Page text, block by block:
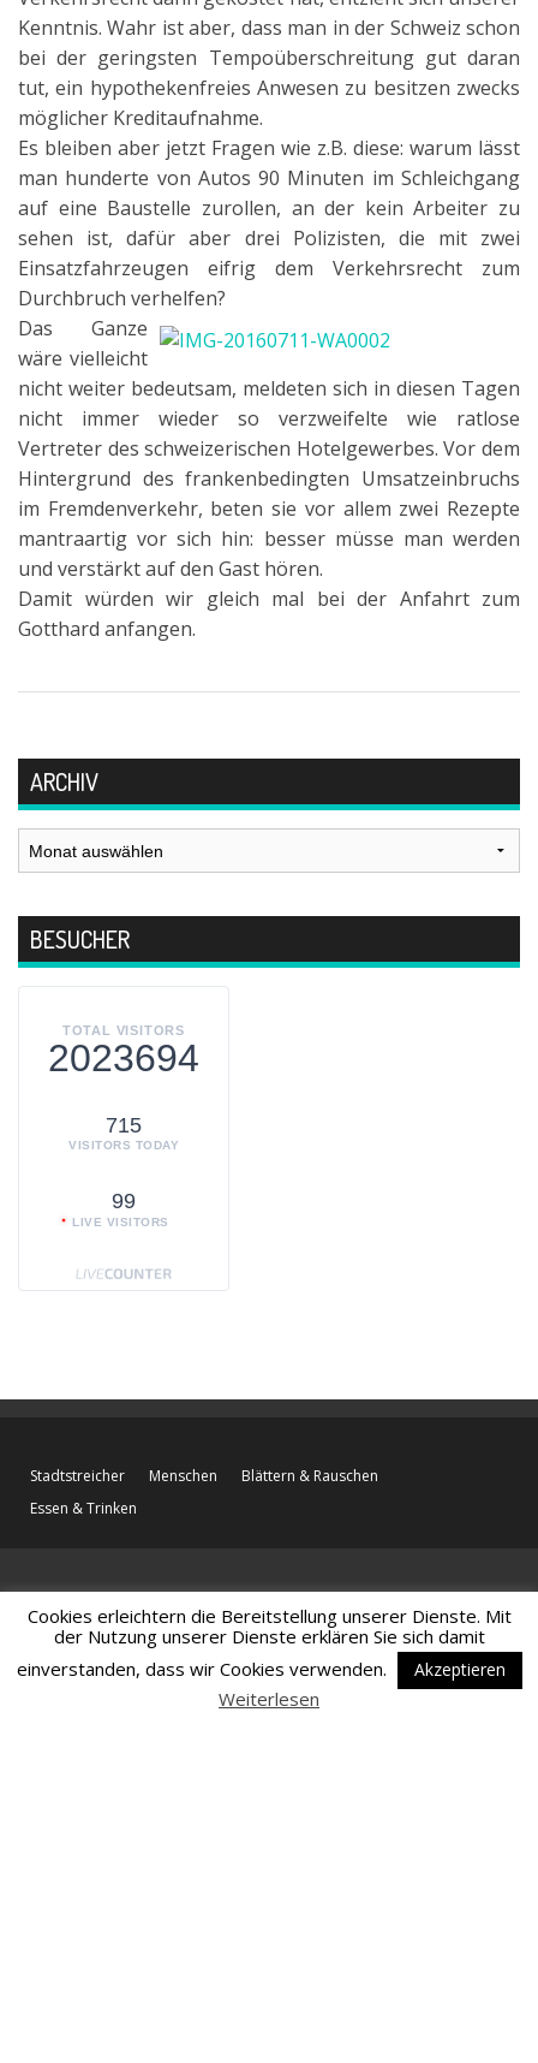
Kenntnis. Wahr ist aber, dass man in der Schweiz schon
bei der geringsten Tempoüberschreitung gut daran
tut, ein hypothekenfreies Anwesen zu besitzen zwecks
möglicher Kreditaufnahme.
Es bleiben aber jetzt Fragen wie z.B. diese: warum lässt
man hunderte von Autos 90 Minuten im Schleichgang
auf eine Baustelle zurollen, an der kein Arbeiter zu
sehen ist, dafür aber drei Polizisten, die mit zwei
Einsatzfahrzeugen eifrig dem Verkehrsrecht zum
Durchbruch verhelfen?
Das Ganze
wäre vielleicht
nicht weiter bedeutsam, meldeten sich in diesen Tagen
nicht immer wieder so verzweifelte wie ratlose
Vertreter des schweizerischen Hotelgewerbes. Vor dem
Hintergrund des frankenbedingten Umsatzeinbruchs
im Fremdenverkehr, beten sie vor allem zwei Rezepte
mantraartig vor sich hin: besser müsse man werden
und verstärkt auf den Gast hören.
Damit würden wir gleich mal bei der Anfahrt zum
Gotthard anfangen.
ARCHIV
Archiv
BESUCHER
TOTAL VISITORS
2023694
715
VISITORS TODAY
99
LIVE VISITORS
Stadtstreicher Menschen
Blättern & Rauschen
Essen & Trinken
Cookies erleichtern die Bereitstellung unserer Dienste. Mit
der Nutzung unserer Dienste erklären Sie sich damit
einverstanden, dass wir Cookies verwenden.
Akzeptieren
Weiterlesen